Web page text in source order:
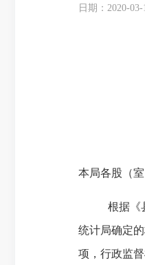
日期：2020-03-
本局各股（
根据《
统计局确定
项，行政监